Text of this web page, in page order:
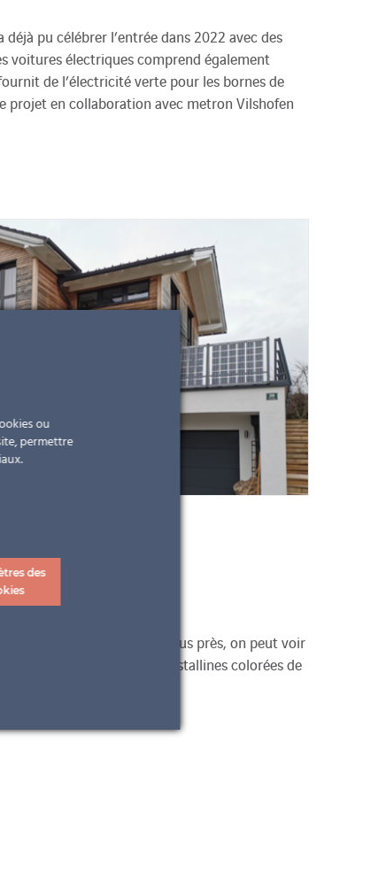
pu célébrer l’entrée dans 2022 avec des
voitures électriques comprend également
de l’électricité verte pour les bornes de
projet en collaboration avec metron Vilshofen
En les regardant de plus près, on peut voir
pour nos cellules polycristallines colorées de
ou
permettre
des